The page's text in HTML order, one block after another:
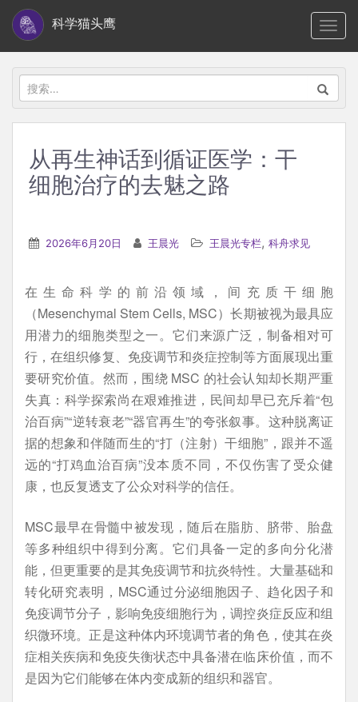
i
科学猫头鹰
搜
索：
从再生神话到循证医学：干
细胞治疗的去魅之路
2026年6月20日 王晨光 王晨光专栏, 科舟求见
在生命科学的前沿领域，间充质干细胞
（Mesenchymal Stem Cells, MSC）长期被视为最具应
用潜力的细胞类型之一。它们来源广泛，制备相对可
行，在组织修复、免疫调节和炎症控制等方面展现出重
要研究价值。然而，围绕 MSC 的社会认知却长期严重
失真：科学探索尚在艰难推进，民间却早已充斥着“包
治百病”“逆转衰老”“器官再生”的夸张叙事。这种脱离证
据的想象和伴随而生的“打（注射）干细胞”，跟并不遥
远的“打鸡血治百病”没本质不同，不仅伤害了受众健
康，也反复透支了公众对科学的信任。
MSC最早在骨髓中被发现，随后在脂肪、脐带、胎盘
等多种组织中得到分离。它们具备一定的多向分化潜
能，但更重要的是其免疫调节和抗炎特性。大量基础和
转化研究表明，MSC通过分泌细胞因子、趋化因子和
免疫调节分子，影响免疫细胞行为，调控炎症反应和组
织微环境。正是这种体内环境调节者的角色，使其在炎
症相关疾病和免疫失衡状态中具备潜在临床价值，而不
是因为它们能够在体内变成新的组织和器官。